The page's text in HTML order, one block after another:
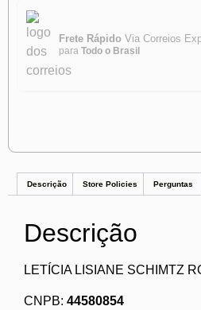
Frete Rápido Via Correios
para Todo o Brasil
Descrição Store Policies Perguntas
Descrição
LETÍCIA LISIANE SCHIMTZ
CNPB: 44580854